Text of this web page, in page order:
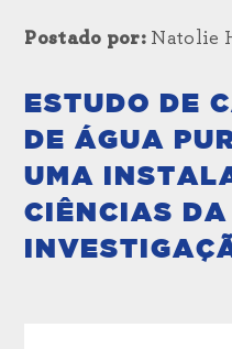
Postado por: Natolie
ESTUDO DE
DE ÁGUA
UMA
CIÊNCIAS DA